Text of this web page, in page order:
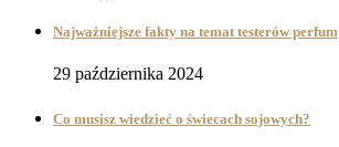
Najważniejsze fakty na temat testerów perfum
29 października 2024
Co musisz wiedzieć o świecach sojowych?